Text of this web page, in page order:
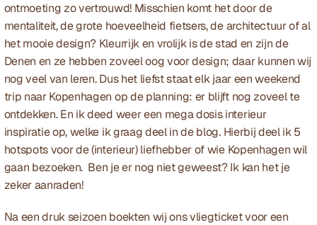
ontmoeting zo vertrouwd! Misschien komt het door de
mentaliteit, de grote hoeveelheid fietsers, de architectuur of al
het mooie design? Kleurrijk en vrolijk is de stad en zijn de
Denen en ze hebben zoveel oog voor design; daar kunnen wij
nog veel van leren. Dus het liefst staat elk jaar een weekend
trip naar Kopenhagen op de planning: er blijft nog zoveel te
ontdekken. En ik deed weer een mega dosis interieur
inspiratie op, welke ik graag deel in de blog. Hierbij deel ik 5
hotspots voor de (interieur) liefhebber of wie Kopenhagen wil
gaan bezoeken.  Ben je er nog niet geweest? Ik kan het je
zeker aanraden!
Na een druk seizoen boekten wij ons vliegticket voor een